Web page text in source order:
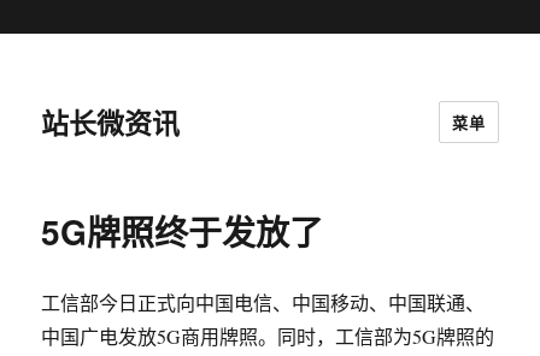
站长微资讯 菜单
5G牌照终于发放了
工信部今日正式向中国电信、中国移动、中国联通、
中国广电发放5G商用牌照。同时，工信部为5G牌照的